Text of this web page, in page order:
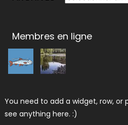
Membres en ligne
You need to add a widget, row,
see anything here. :)